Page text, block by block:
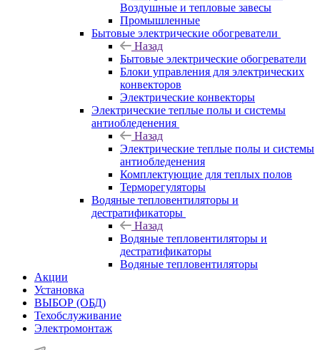
Воздушные и тепловые завесы
Промышленные
Бытовые электрические обогреватели
Назад
Бытовые электрические обогреватели
Блоки управления для электрических
конвекторов
Электрические конвекторы
Электрические теплые полы и системы
антиобледенения
Назад
Электрические теплые полы и системы
антиобледенения
Комплектующие для теплых полов
Терморегуляторы
Водяные тепловентиляторы и
дестратификаторы
Назад
Водяные тепловентиляторы и
дестратификаторы
Водяные тепловентиляторы
Акции
Установка
ВЫБОР (ОБД)
Техобслуживание
Электромонтаж